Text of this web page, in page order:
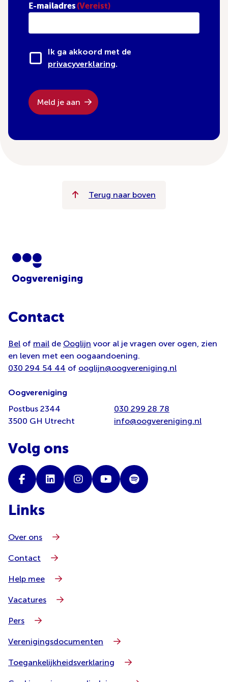
E-mailadres (Vereist)
Ik ga akkoord met de
privacyverklaring.
Meld je aan
Terug naar boven
Contact
Bel of mail de Ooglijn voor al je vragen over ogen, zien
en leven met een oogaandoening.
030 294 54 44 of ooglijn@oogvereniging.nl
Oogvereniging
Postbus 2344
3500 GH Utrecht
030 299 28 78
info@oogvereniging.nl
Volg ons
Links
Over ons
Contact
Help mee
Vacatures
Pers
Verenigingsdocumenten
Toegankelijkheidsverklaring